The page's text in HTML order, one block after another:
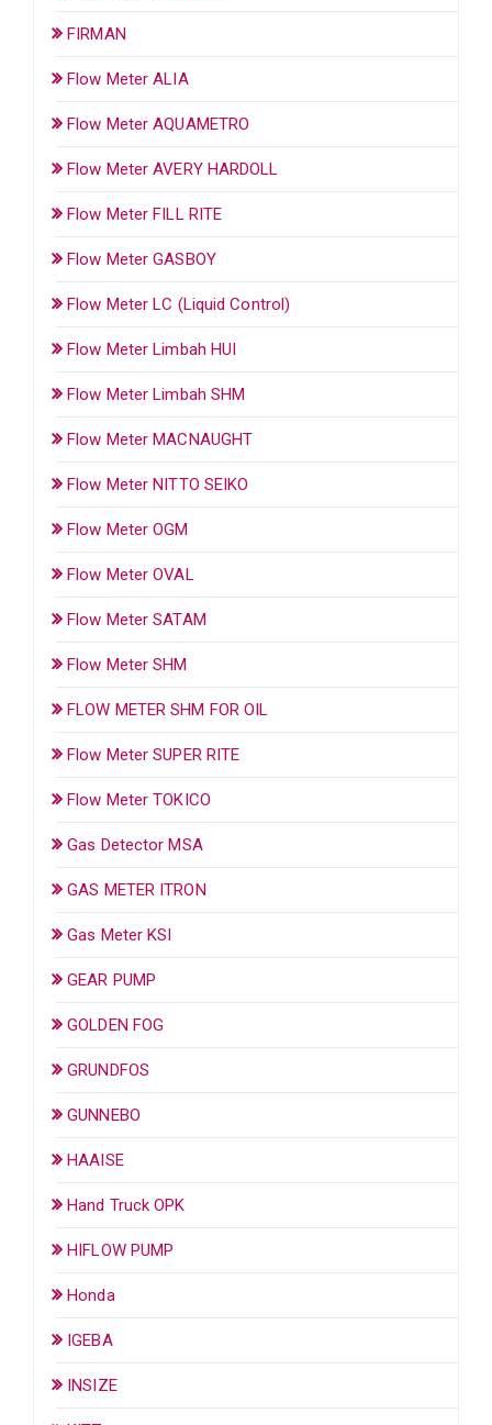
FIRMAN
Flow Meter ALIA
Flow Meter AQUAMETRO
Flow Meter AVERY HARDOLL
Flow Meter FILL RITE
Flow Meter GASBOY
Flow Meter LC (Liquid Control)
Flow Meter Limbah HUI
Flow Meter Limbah SHM
Flow Meter MACNAUGHT
Flow Meter NITTO SEIKO
Flow Meter OGM
Flow Meter OVAL
Flow Meter SATAM
Flow Meter SHM
FLOW METER SHM FOR OIL
Flow Meter SUPER RITE
Flow Meter TOKICO
Gas Detector MSA
GAS METER ITRON
Gas Meter KSI
GEAR PUMP
GOLDEN FOG
GRUNDFOS
GUNNEBO
HAAISE
Hand Truck OPK
HIFLOW PUMP
Honda
IGEBA
INSIZE